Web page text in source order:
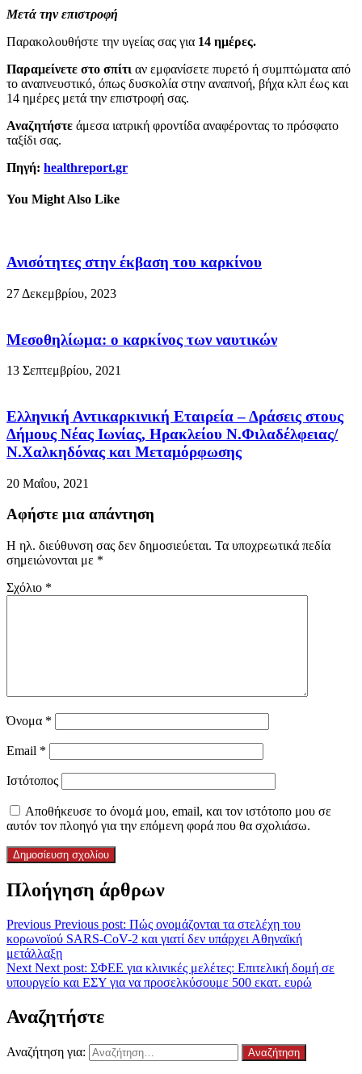
Μετά την επιστροφή
Παρακολουθήστε την υγείας σας για 14 ημέρες.
Παραμείνετε στο σπίτι αν εμφανίσετε πυρετό ή συμπτώματα από
το αναπνευστικό, όπως δυσκολία στην αναπνοή, βήχα κλπ έως και
14 ημέρες μετά την επιστροφή σας.
Αναζητήστε άμεσα ιατρική φροντίδα αναφέροντας το πρόσφατο
ταξίδι σας.
Πηγή: healthreport.gr
You Might Also Like
Ανισότητες στην έκβαση του καρκίνου
27 Δεκεμβρίου, 2023
Μεσοθηλίωμα: ο καρκίνος των ναυτικών
13 Σεπτεμβρίου, 2021
Ελληνική Αντικαρκινική Εταιρεία – Δράσεις στους
Δήμους Νέας Ιωνίας, Ηρακλείου Ν.Φιλαδέλφειας/
Ν.Χαλκηδόνας και Μεταμόρφωσης
20 Μαΐου, 2021
Αφήστε μια απάντηση
Η ηλ. διεύθυνση σας δεν δημοσιεύεται. Τα υποχρεωτικά πεδία
σημειώνονται με *
Σχόλιο *
Όνομα *
Email *
Ιστότοπος
Αποθήκευσε το όνομά μου, email, και τον ιστότοπο μου σε
αυτόν τον πλοηγό για την επόμενη φορά που θα σχολιάσω.
Πλοήγηση άρθρων
Previous Previous post: Πώς ονομάζονται τα στελέχη του
κορωνοϊού SARS-CoV-2 και γιατί δεν υπάρχει Αθηναϊκή
μετάλλαξη
Next Next post: ΣΦΕΕ για κλινικές μελέτες: Επιτελική δομή σε
υπουργείο και ΕΣΥ για να προσελκύσουμε 500 εκατ. ευρώ
Αναζητήστε
Αναζήτηση για: